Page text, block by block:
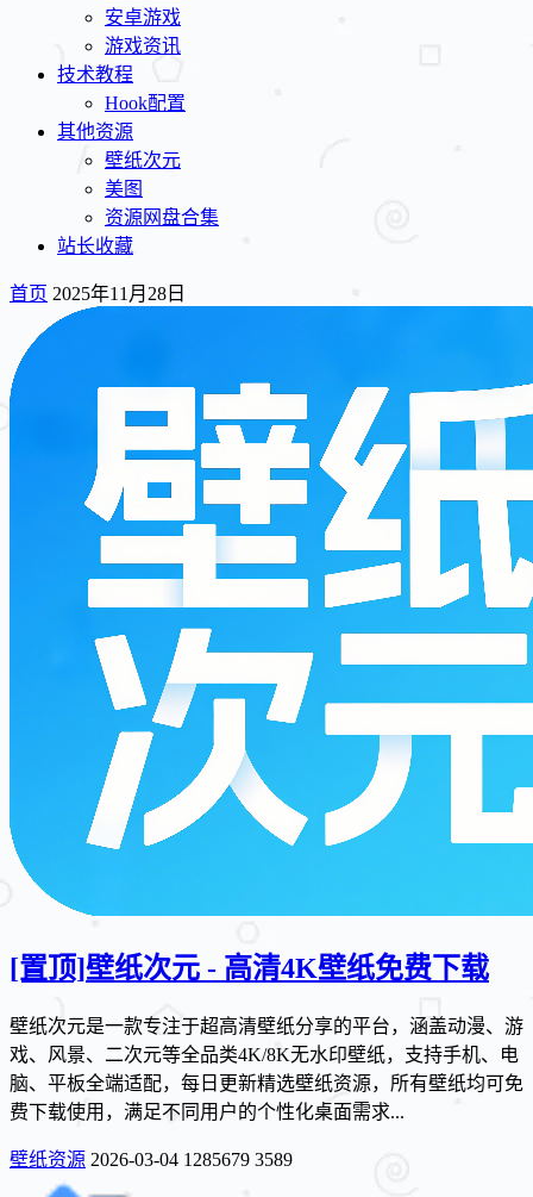
安卓游戏
游戏资讯
技术教程
Hook配置
其他资源
壁纸次元
美图
资源网盘合集
站长收藏
首页 2025年11月28日
[置顶]壁纸次元 - 高清4K壁纸免费下载
壁纸次元是一款专注于超高清壁纸分享的平台，涵盖动漫、游
戏、风景、二次元等全品类4K/8K无水印壁纸，支持手机、电
脑、平板全端适配，每日更新精选壁纸资源，所有壁纸均可免
费下载使用，满足不同用户的个性化桌面需求...
壁纸资源 2026-03-04 1285679 3589